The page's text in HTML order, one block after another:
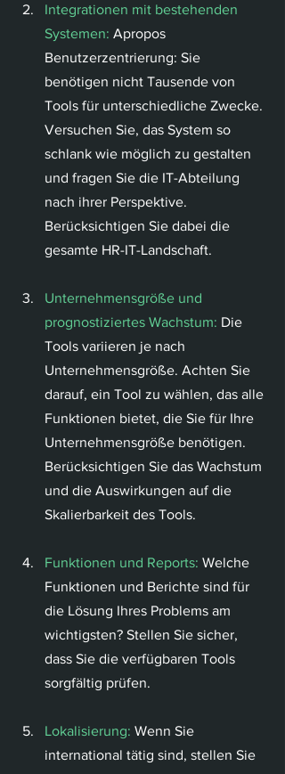
Integrationen mit bestehenden
Systemen: Apropos
Benutzerzentrierung: Sie
benötigen nicht Tausende von
Tools für unterschiedliche Zwecke.
Versuchen Sie, das System so
schlank wie möglich zu gestalten
und fragen Sie die IT-Abteilung
nach ihrer Perspektive.
Berücksichtigen Sie dabei die
gesamte HR-IT-Landschaft.
Unternehmensgröße und
prognostiziertes Wachstum: Die
Tools variieren je nach
Unternehmensgröße. Achten Sie
darauf, ein Tool zu wählen, das alle
Funktionen bietet, die Sie für Ihre
Unternehmensgröße benötigen.
Berücksichtigen Sie das Wachstum
und die Auswirkungen auf die
Skalierbarkeit des Tools.
Funktionen und Reports: Welche
Funktionen und Berichte sind für
die Lösung Ihres Problems am
wichtigsten? Stellen Sie sicher,
dass Sie die verfügbaren Tools
sorgfältig prüfen.
Lokalisierung: Wenn Sie
international tätig sind, stellen Sie